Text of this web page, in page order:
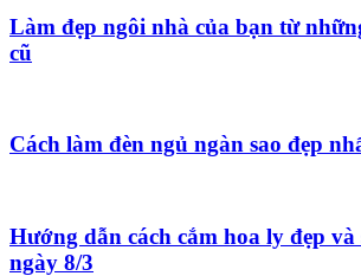
Làm đẹp ngôi nhà của bạn từ
cũ
Cách làm đèn ngủ ngàn sao đẹp
Hướng dẫn cách cắm hoa ly đẹp và
ngày 8/3